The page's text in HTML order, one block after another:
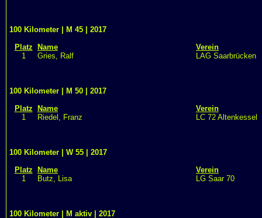
100 Kilometer | M 45 | 2017
Platz
Name
Verein
1
Gries, Ralf LAG Saarbrücken
100 Kilometer | M 50 | 2017
Platz
Name
Verein
1
Riedel, Franz LC 72 Altenkessel
100 Kilometer | W 55 | 2017
Platz
Name
Verein
1
Butz, Lisa LG Saar 70
100 Kilometer | M aktiv | 2017